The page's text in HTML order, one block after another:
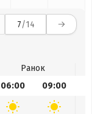
7/14
Ранок
06:00 09:00